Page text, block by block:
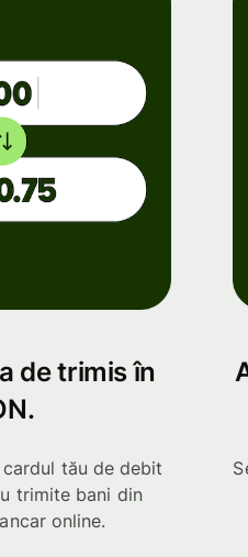
de trimis în
tău de debit
trimite bani din
online.